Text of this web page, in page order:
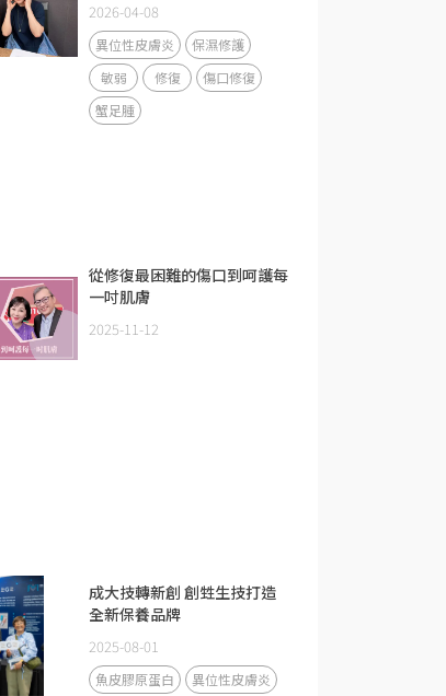
2026-04-08
異位性皮膚炎
保濕修護
敏弱
修復
傷口修復
蟹足腫
從修復最困難的傷口到呵護每
一吋肌膚
2025-11-12
成大技轉新創 創甡生技打造
全新保養品牌
2025-08-01
魚皮膠原蛋白
異位性皮膚炎